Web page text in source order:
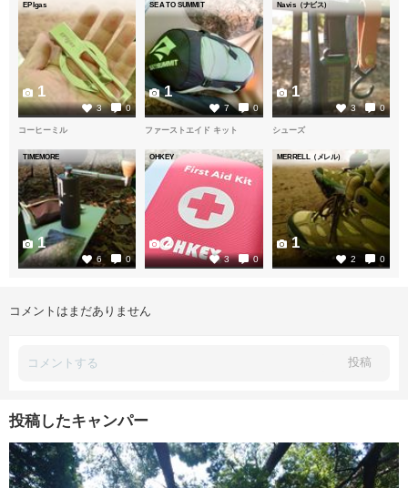
EPIgas
3 0
1
SEA TO SUMMIT
7 0
1
Navis（ナビス）
3 0
1
コーヒーミル
TIMEMORE
6 0
1
ファーストエイド キット
OHKEY
3 0
2
シューズ
MERRELL（メレル）
2 0
1
コメントはまだありません
投稿
投稿したキャンパー